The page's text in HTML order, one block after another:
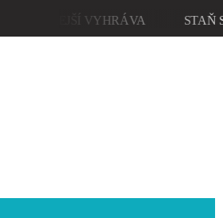
MÚDREJŠÍ VYHRÁVA STAŇ SA